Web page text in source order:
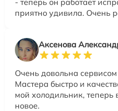
приятно удивила. Очень
Аксенова
Очень довольна
Мастера быстро и
мой холодильник, теперь
новое.